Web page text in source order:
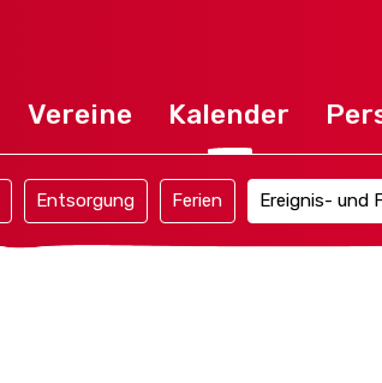
Vereine Kalender
Entsorgung Ferien Ereignis- und